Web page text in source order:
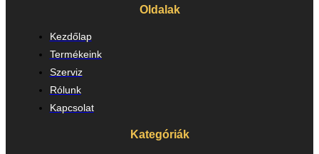
Oldalak
Kezdőlap
Termékeink
Szerviz
Rólunk
Kapcsolat
Kategóriák